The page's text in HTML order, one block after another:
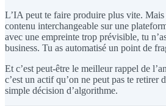
L’IA peut te faire produire plus vite. Mais
contenu interchangeable sur une
avec une empreinte trop prévisible, tu
business. Tu as automatisé un point de
Et c’est peut-être le meilleur rappel de
c’est un actif qu’on ne peut pas te retirer
simple décision d’algorithme.